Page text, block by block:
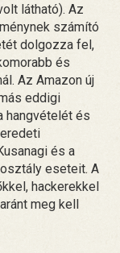
látható). Az
számító
dolgozza fel,
és
Az Amazon új
eddigi
hangvételét és
és a
eseteit. A
hackerekkel
meg kell